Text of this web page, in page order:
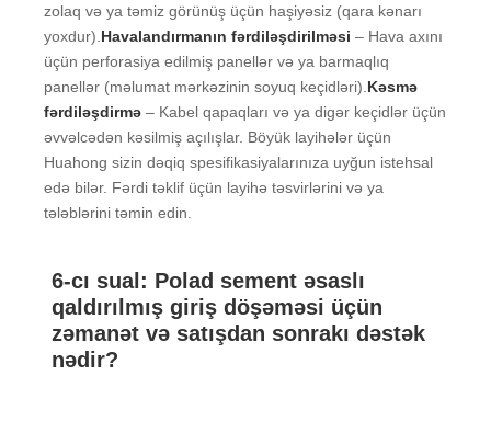
zolaq və ya təmiz görünüş üçün haşiyəsiz (qara kənarı
yoxdur).Havalandırmanın fərdiləşdirilməsi – Hava axını
üçün perforasiya edilmiş panellər və ya barmaqlıq
panellər (məlumat mərkəzinin soyuq keçidləri).Kəsmə
fərdiləşdirmə – Kabel qapaqları və ya digər keçidlər üçün
əvvəlcədən kəsilmiş açılışlar. Böyük layihələr üçün
Huahong sizin dəqiq spesifikasiyalarınıza uyğun istehsal
edə bilər. Fərdi təklif üçün layihə təsvirlərini və ya
tələblərini təmin edin.
6-cı sual: Polad sement əsaslı
qaldırılmış giriş döşəməsi üçün
zəmanət və satışdan sonrakı dəstək
nədir?